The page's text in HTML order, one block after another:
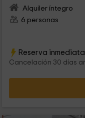
Alquiler íntegro
6 personas
Reserva inmediata
Cancelación 30 días